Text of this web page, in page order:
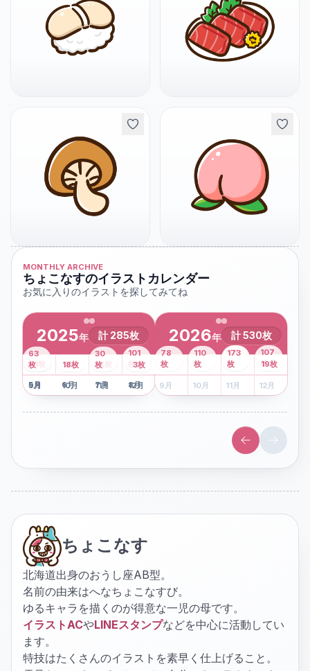
MONTHLY ARCHIVE
ちょこなすのイラストカレンダー
お気に入りのイラストを探してみてね
2025年 計 285枚
1月
2枚 2月 3月 4月
8枚
5月
41 枚
6月
13枚
7月
6枚
8月
101
枚
9月
63
枚
10月
18枚
11月
30
枚
12月
3枚
2026年 計530枚
1月 2月 3月
43
枚
4月
107
枚
5 月
78
枚
6月
110
枚
7月
173
枚
8月
19枚
9 月 10月 11月 12月
ちょこなす
北海道出身のおうし座AB型。
名前の由来はへなちょこなすび。
ゆるキャラを描くのが得意な一児の母です。
イラストACやLINEスタンプなどを中心に活動してい
ます。
特技はたくさんのイラストを素早く仕上げること。